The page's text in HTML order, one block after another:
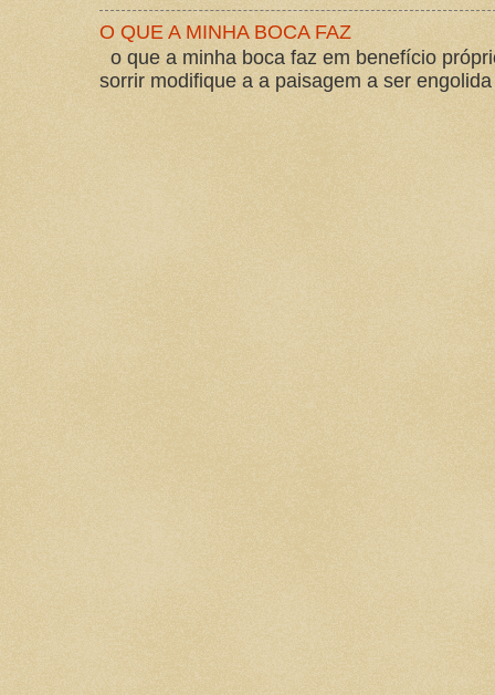
O QUE A MINHA BOCA FAZ
o que a minha boca faz em benefício
sorrir modifique a a paisagem a ser